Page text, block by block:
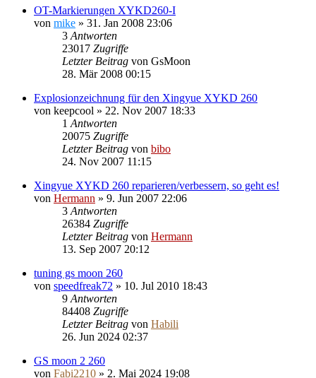
OT-Markierungen XYKD260-I
von mike » 31. Jan 2008 23:06
3 Antworten
23017 Zugriffe
Letzter Beitrag von GsMoon
28. Mär 2008 00:15
Explosionzeichnung für den Xingyue XYKD 260
von keepcool » 22. Nov 2007 18:33
1 Antworten
20075 Zugriffe
Letzter Beitrag von bibo
24. Nov 2007 11:15
Xingyue XYKD 260 reparieren/verbessern, so geht es!
von Hermann » 9. Jun 2007 22:06
3 Antworten
26384 Zugriffe
Letzter Beitrag von Hermann
13. Sep 2007 20:12
tuning gs moon 260
von speedfreak72 » 10. Jul 2010 18:43
9 Antworten
84408 Zugriffe
Letzter Beitrag von Habili
26. Jun 2024 02:37
GS moon 2 260
von Fabi2210 » 2. Mai 2024 19:08